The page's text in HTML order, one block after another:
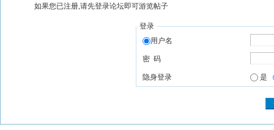
如果您已注册,请先登录论坛即可游览帖子
登录
用户名
密 码
隐身登录 是